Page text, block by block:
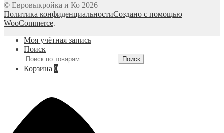
© Евровыкройка и Ко 2026
Политика конфиденциальностиСоздано с помощью
WooCommerce.
Моя учётная запись
Поиск
Искать:
Поиск
Корзина 0